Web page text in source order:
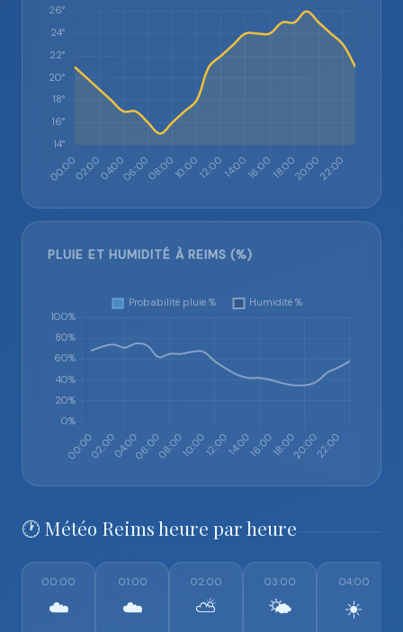
PLUIE ET HUMIDITÉ À REIMS (%)
🕐 Météo Reims heure par heure
00:00
☁️
01:00
☁️
02:00
⛅
03:00
🌤️
04:00
☀️